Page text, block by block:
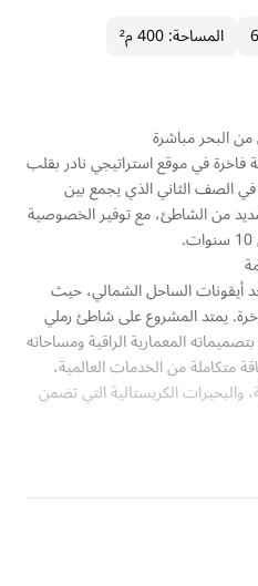
6 المساحة:400 م²
البحر مباشرة
فاخرة في موقع استراتيجي نادر بقلب
الصف الثاني الذي يجمع بين
من الشاطئ، مع توفير الخصوصية
أيقونات الساحل الشمالي، حيث
يمتد المشروع على شاطئ رملي
المعمارية الراقية ومساحاته
متكاملة من الخدمات العالمية،
والبحيرات الكريستالية التي تضمن